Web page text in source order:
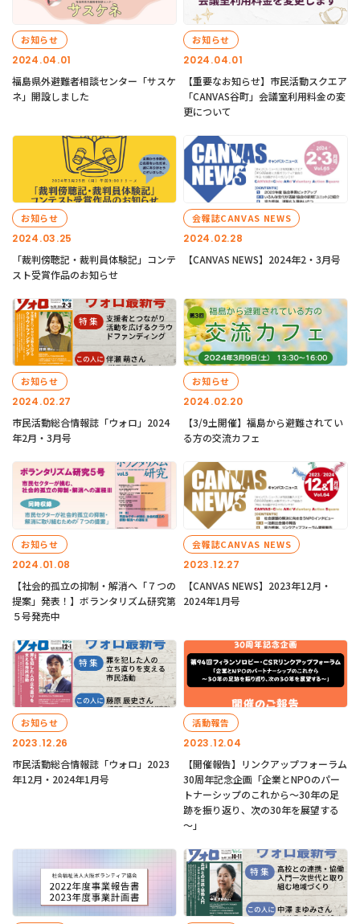
2024.04.01
お知らせ
福島県外避難者相談センター「サスケ
ネ」開設しました
2024.04.01
お知らせ
【重要なお知らせ】市民活動スクエア
「CANVAS谷町」会議室利用料金の変
更について
2024.03.25
お知らせ
「裁判傍聴記・裁判員体験記」コンテ
スト受賞作品のお知らせ
2024.02.28
会報誌CANVAS NEWS
【CANVAS NEWS】2024年2・3月号
2024.02.27
お知らせ
市民活動総合情報誌「ウォロ」2024
年2月・3月号
2024.02.20
お知らせ
【3/9土開催】福島から避難されてい
る方の交流カフェ
2024.01.08
お知らせ
【社会的孤立の抑制・解消へ「７つの
提案」発表！】ボランタリズム研究第
５号発売中
2023.12.27
会報誌CANVAS NEWS
【CANVAS NEWS】2023年12月・
2024年1月号
2023.12.26
お知らせ
市民活動総合情報誌「ウォロ」2023
年12月・2024年1月号
2023.12.04
活動報告
【開催報告】リンクアップフォーラム
30周年記念企画「企業とNPOのパー
トナーシップのこれから～30年の足
跡を振り返り、次の30年を展望する
～」